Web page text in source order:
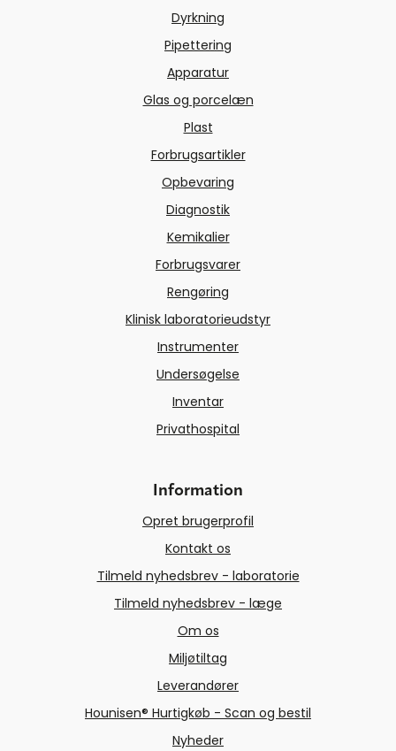
Dyrkning
Pipettering
Apparatur
Glas og porcelæn
Plast
Forbrugsartikler
Opbevaring
Diagnostik
Kemikalier
Forbrugsvarer
Rengøring
Klinisk laboratorieudstyr
Instrumenter
Undersøgelse
Inventar
Privathospital
Information
Opret brugerprofil
Kontakt os
Tilmeld nyhedsbrev - laboratorie
Tilmeld nyhedsbrev - læge
Om os
Miljøtiltag
Leverandører
Hounisen® Hurtigkøb - Scan og bestil
Nyheder